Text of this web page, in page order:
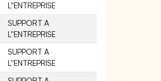
L''ENTREPRISE
SUPPORT A
L''ENTREPRISE
SUPPORT A
L''ENTREPRISE